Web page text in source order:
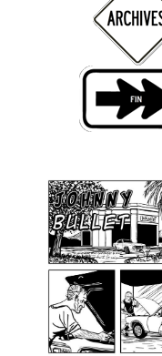
Baladodiffusion
Blogue
Culture de masse
Magasin
À propos
Publicité